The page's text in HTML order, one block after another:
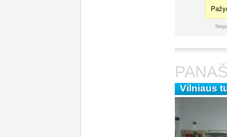
Vilniaus